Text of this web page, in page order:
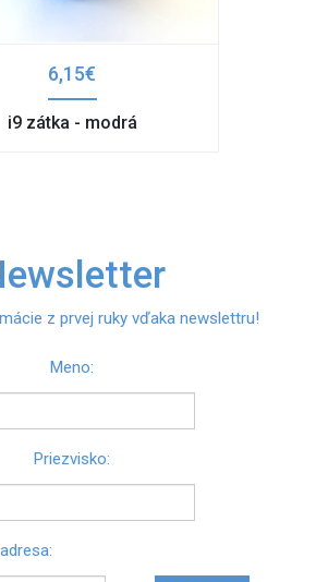
6,15€
i9 zátka - modrá
z prvej ruky vďaka newslettru!
Meno:
Priezvisko: